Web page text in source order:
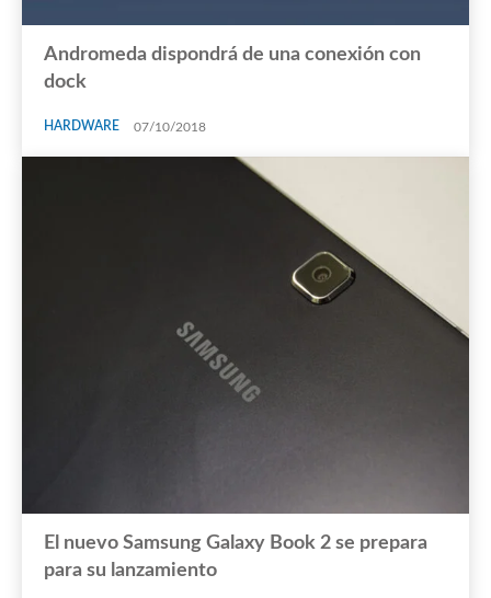
Andromeda dispondrá de una conexión con
dock
HARDWARE 07/10/2018
El nuevo Samsung Galaxy Book 2 se prepara
para su lanzamiento